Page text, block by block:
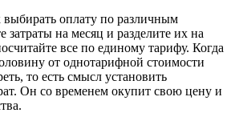
выбирать оплату по различным
на месяц и разделите их на
все по единому тарифу. Когда
от однотарифной стоимости
то есть смысл установить
Он со временем окупит свою цену и